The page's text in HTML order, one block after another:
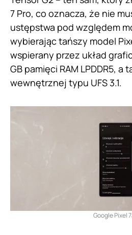
7 Pro, co oznacza, że nie
ustępstwa pod względem
wybierając tańszy model
wspierany przez układ
GB pamięci RAM LPDDR5, a
wewnętrznej typu UFS 3.1.
Google Pixel